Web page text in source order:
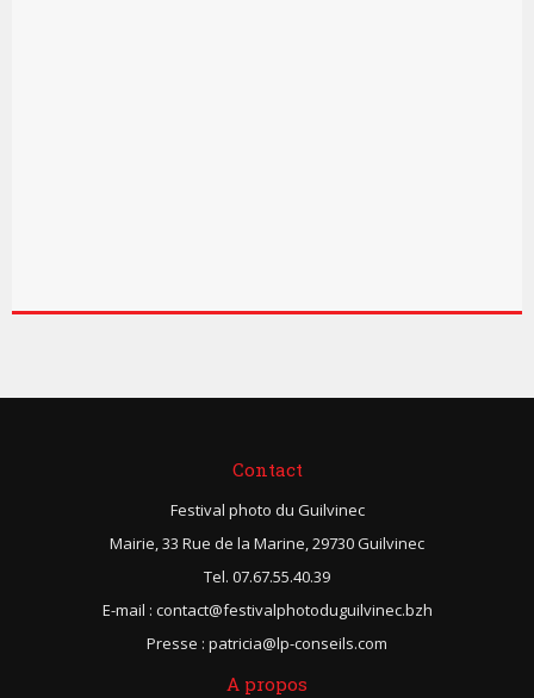
Contact
Festival photo du Guilvinec
Mairie, 33 Rue de la Marine, 29730 Guilvinec
Tel. 07.67.55.40.39
E-mail : contact@festivalphotoduguilvinec.bzh
Presse : patricia@lp-conseils.com
A propos